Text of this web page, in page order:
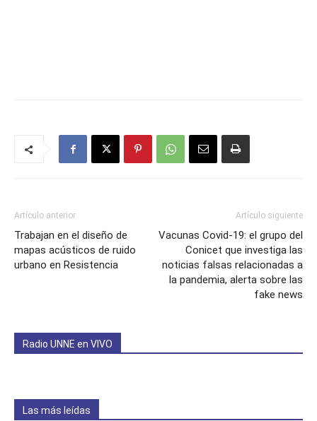
Artículo anterior
Trabajan en el diseño de
mapas acústicos de ruido
urbano en Resistencia
Artículo siguiente
Vacunas Covid-19: el grupo del
Conicet que investiga las
noticias falsas relacionadas a
la pandemia, alerta sobre las
fake news
Radio UNNE en VIVO
Las más leídas